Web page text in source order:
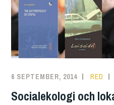
6 SEPTEMBER, 2014 RED
Socialekologi och